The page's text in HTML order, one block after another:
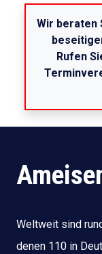
Wir beraten
Rufen
Weltweit sind
denen 110 in